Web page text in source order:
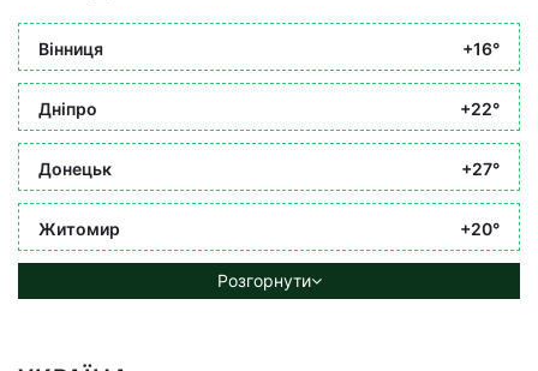
Вінниця +16°
Дніпро +22°
Донецьк +27°
Житомир +20°
Розгорнути